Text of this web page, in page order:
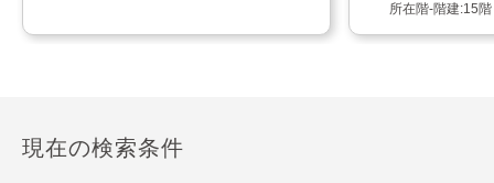
15
現在の検索条件